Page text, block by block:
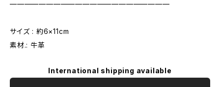
——————————————————————
サイズ : 約6×11cm
素材.: 牛革
International shipping available